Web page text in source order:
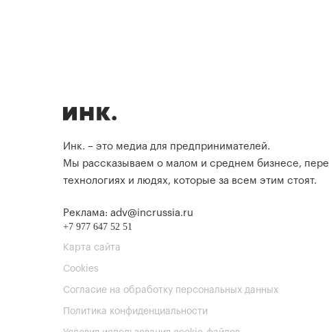
Инк. – это медиа для предпринимателей.
Мы рассказываем о малом и среднем бизнесе,
технологиях и людях, которые за всем этим стоят.
Реклама: adv@incrussia.ru
+7 977 647 52 51
Карта сайта
Cookies
Согласие на обработку персональных данных
Политика конфиденциальности